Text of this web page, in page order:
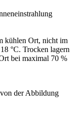
kühlen Ort, nicht im
°C. Trocken lagern
bei maximal 70 %
der Abbildung